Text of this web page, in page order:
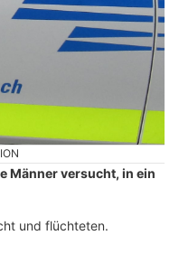
Männer versucht, in ein
und flüchteten.